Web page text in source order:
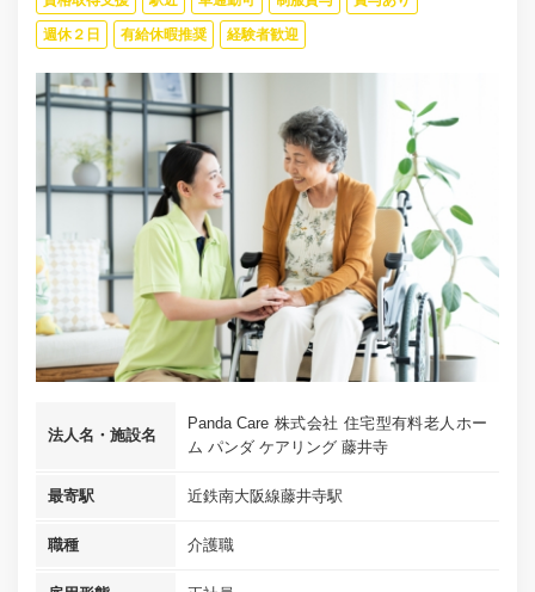
週休２日 有給休暇推奨 経験者歓迎
法人名・施設名
Panda Care 株式会社 住宅型有料老人ホー
ム パンダ ケアリング 藤井寺
最寄駅 近鉄南大阪線藤井寺駅
職種 介護職